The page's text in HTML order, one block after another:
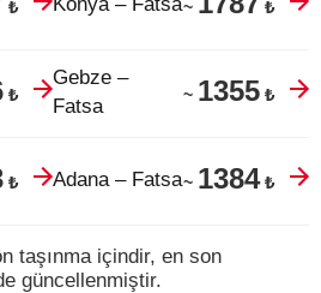
₺ ~ ₺
₺
Gebze –
Fatsa
~ 1355 ₺
₺ Adana – Fatsa~ 1384 ₺
taşınma içindir, en son
güncellenmiştir.